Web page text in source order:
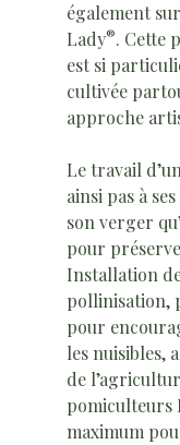
également
Lady®. Cette
est si
cultivée
approche
Le travail
ainsi pas à
son verger
pour
Installation
pollinisation,
pour
les nuisibles,
de
pomiculteurs
maximum